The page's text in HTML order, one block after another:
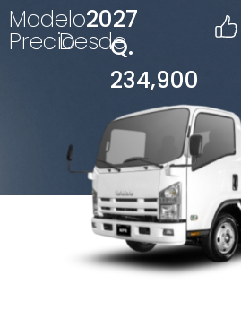
Modelo2027
PrecioDesde
Q.
234,900